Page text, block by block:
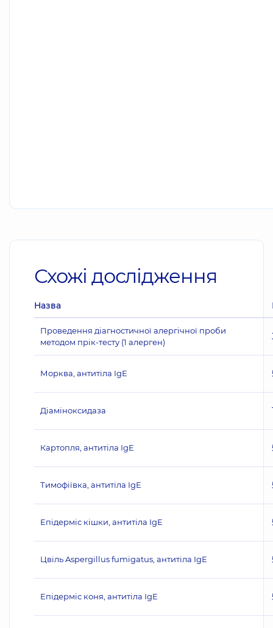
Схожі дослідження
Назва
Проведення діагностичної алергічної проби
методом прік-тесту (1 алерген)
Морква, антитіла IgE
Діаміноксидаза
Картопля, антитіла IgE
Тимофіївка, антитіла IgE
Епідерміс кішки, антитіла IgE
Цвіль Aspergillus fumigatus, антитіла IgE
Епідерміс коня, антитіла IgE